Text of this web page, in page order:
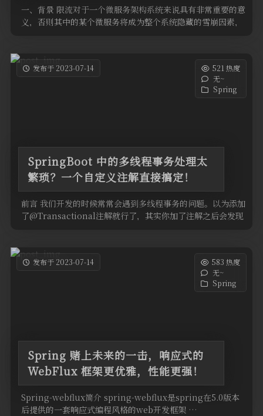
一、背景 限流对于一个微服务架构系统来说具有非常重要的意
义，否则其中的某个微服务将成为整个系统隐藏的雪崩因素，
发布于 2023-07-14
521 热度
无~
Spring
SpringBoot 中的多线程事务处理太
繁琐？一个自定义注解直接搞定！
前言 我们开发的时候常常会遇到多线程事务的问题。以为添加
了@Transactional注解就行了，其实你加了注解之后会发现
发布于 2023-07-14
583 热度
无~
Spring
Spring 赌上未来的一击，响应式的
WebFlux 框架更优雅，性能更强！
Spring-webflux简介 spring-webflux是spring在5.0版本
后提供的一套响应式编程风格的web开发框架 …